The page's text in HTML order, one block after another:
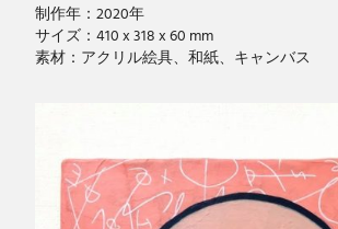
制作年：2020年
サイズ：410 x 318 x 60 mm
素材：アクリル絵具、和紙、キャンバス